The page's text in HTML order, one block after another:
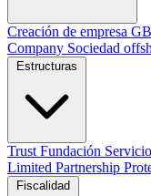
Creación de empresa
Company Sociedad
Trust Fundación
Limited Partnership